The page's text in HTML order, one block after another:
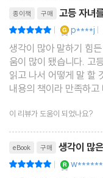
종이책 구매 고등 자녀
| p****j |
생각이 많아 말하기 힘
움이 많이 됐습니다. 고
읽고 나서 어떻게 말 할
내용의 책이라 만족하
이 리뷰가 도움이 되었나요?
eBook 구매 생각이 많
|